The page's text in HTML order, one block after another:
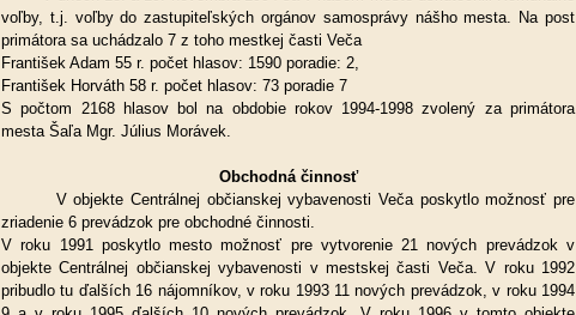
voľby, t.j. voľby do zastupiteľských orgánov samosprávy nášho mesta. Na post
primátora sa uchádzalo 7 z toho mestkej časti Veča
František Adam 55 r. počet hlasov: 1590 poradie: 2,
František Horváth 58 r. počet hlasov: 73 poradie 7
S počtom 2168 hlasov bol na obdobie rokov 1994-1998 zvolený za primátora
mesta Šaľa Mgr. Július Morávek.
Obchodná činnosť
V objekte Centrálnej občianskej vybavenosti Veča poskytlo možnosť pre
zriadenie 6 prevádzok pre obchodné činnosti.
V roku 1991 poskytlo mesto možnosť pre vytvorenie 21 nových prevádzok v
objekte Centrálnej občianskej vybavenosti v mestskej časti Veča. V roku 1992
pribudlo tu ďalších 16 nájomníkov, v roku 1993 11 nových prevádzok, v roku 1994